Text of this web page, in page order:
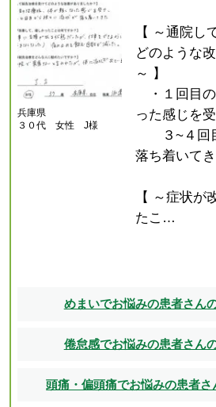
兵庫県
３０代 女性 J様
【 ～通院し
どのような
～ 】
・１回目の
った感じを受
３~４回目
落ち着いて
【 ～症状が
たこ…
めまいでお悩みの患者さん
倦怠感でお悩みの患者さん
頭痛・偏頭痛でお悩みの患者さ